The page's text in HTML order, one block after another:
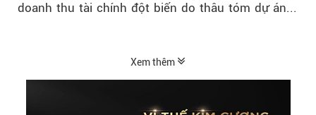
doanh thu tài chính đột biến do thâu tóm dự án...
Xem thêm